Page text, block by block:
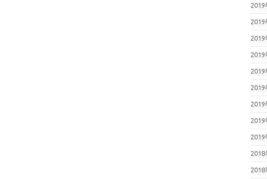
2019
2019
2019
2019
2019
2019
2019
2019
2019
2018
2018